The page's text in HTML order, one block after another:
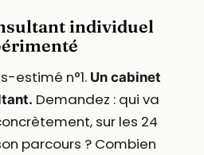
individuel
estimé n°1. Un cabinet
Demandez : qui va
sur les 24
parcours ? Combien